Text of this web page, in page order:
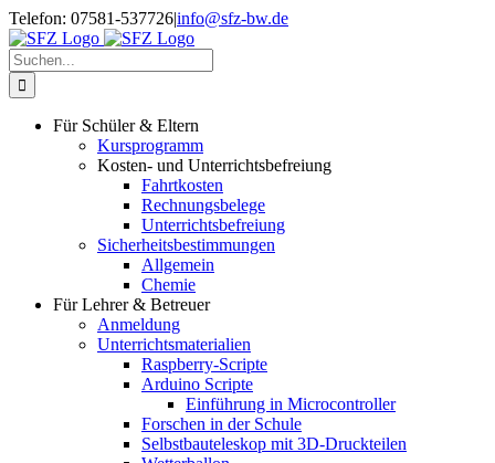
Zum
Inhalt
springen
Telefon: 07581-537726|info@sfz-bw.de
Suche
nach:
Für Schüler & Eltern
Kursprogramm
Kosten- und Unterrichtsbefreiung
Fahrtkosten
Rechnungsbelege
Unterrichtsbefreiung
Sicherheitsbestimmungen
Allgemein
Chemie
Für Lehrer & Betreuer
Anmeldung
Unterrichtsmaterialien
Raspberry-Scripte
Arduino Scripte
Einführung in Microcontroller
Forschen in der Schule
Selbstbauteleskop mit 3D-Druckteilen